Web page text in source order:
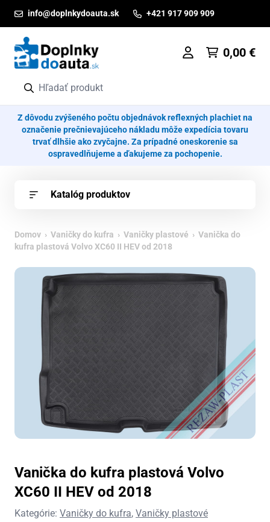
info@doplnkydoauta.sk +421 917 909 909
0,00 €
Z dôvodu zvýšeného počtu objednávok reflexných plachiet na
označenie prečnievajúceho nákladu môže expedícia tovaru
trvať dlhšie ako zvyčajne. Za prípadné oneskorenie sa
ospravedlňujeme a ďakujeme za pochopenie.
Katalóg produktov
Domov › Vaničky do kufra › Vaničky plastové › Vanička do
kufra plastová Volvo XC60 II HEV od 2018
Vanička do kufra plastová Volvo
XC60 II HEV od 2018
Kategórie: Vaničky do kufra, Vaničky plastové